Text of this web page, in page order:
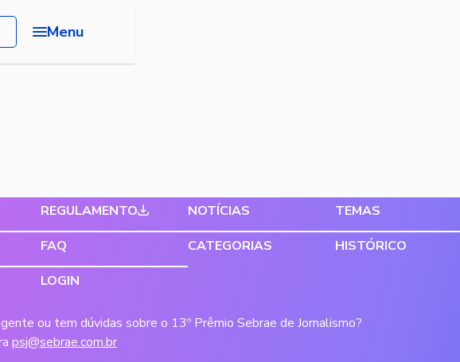
Menu
REGULAMENTO NOTÍCIAS
TEMAS
FAQ CATEGORIAS
HISTÓRICO
LOGIN
ou tem dúvidas sobre o 13º Prêmio Sebrae de Jornalismo?
psj@sebrae.com.br